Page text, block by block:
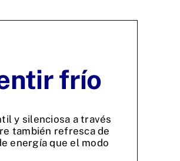
frío
y silenciosa a través
también refresca de
energía que el modo